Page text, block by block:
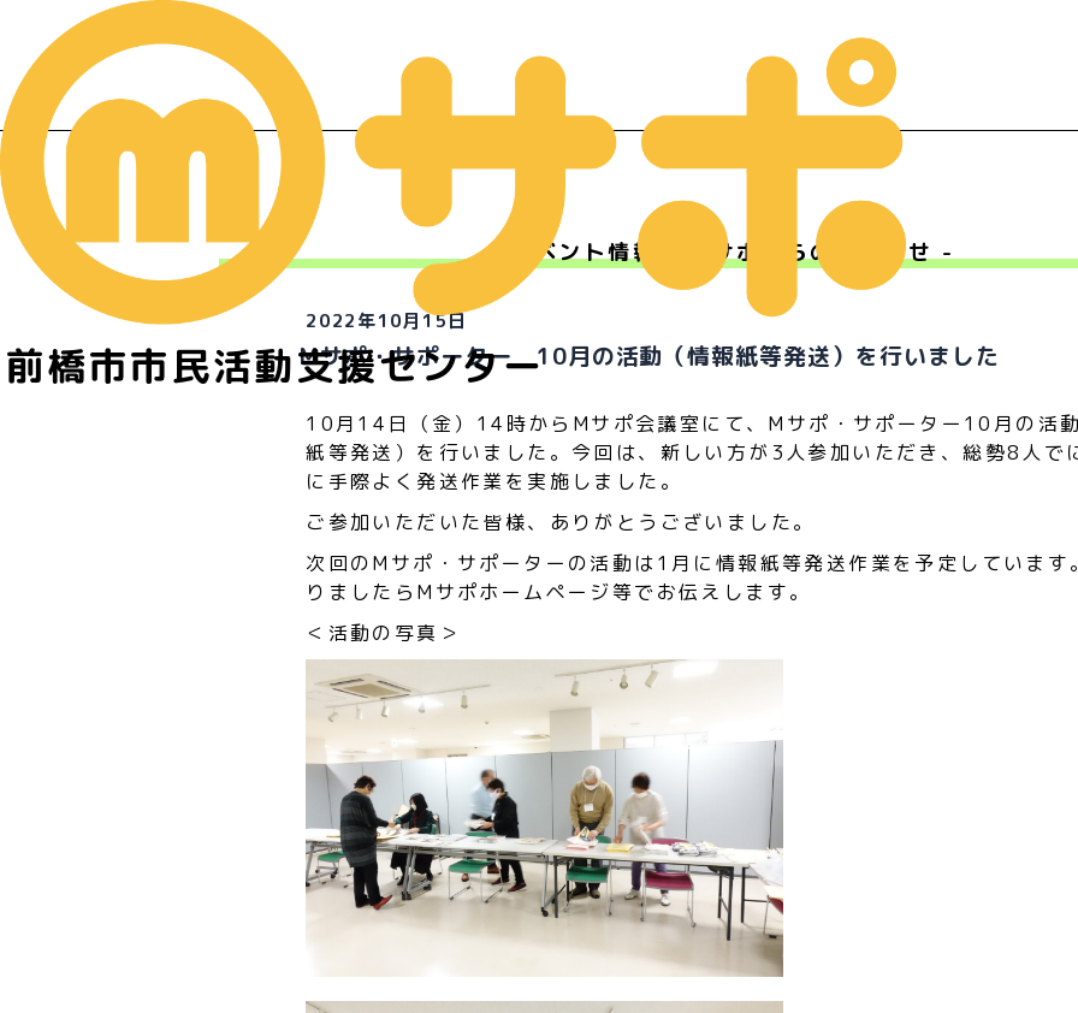
前橋市市民活動支援センター
イベント情報 - Ｍサポからのお知らせ -
2022年10月15日
Mサポ・サポーター 10月の活動（情報紙等発送）を行いました
10月14日（金）14時からMサポ会議室にて、Mサポ・サポーター10月の活
紙等発送）を行いました。今回は、新しい方が3人参加いただき、総勢8人で
に手際よく発送作業を実施しました。
ご参加いただいた皆様、ありがとうございました。
次回のMサポ・サポーターの活動は1月に情報紙等発送作業を予定しています
りましたらMサポホームページ等でお伝えします。
＜活動の写真＞